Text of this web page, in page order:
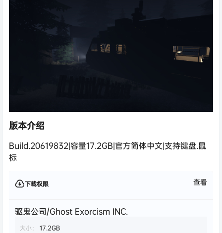
版本介绍
Build.20619832|容量17.2GB|官方简体中文|支持键盘.鼠
标
下载权限 查看
驱鬼公司/Ghost Exorcism INC.
大小：
17.2GB